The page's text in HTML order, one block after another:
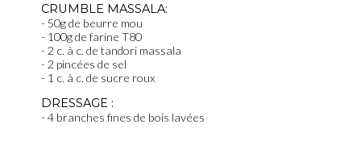
CRUMBLE MASSALA:
50g de beurre mou
100g de farine T80
2 c. à c. de tandori massala
2 pincées de sel
1 c. à c. de sucre roux
DRESSAGE :
4 branches fines de bois lavées